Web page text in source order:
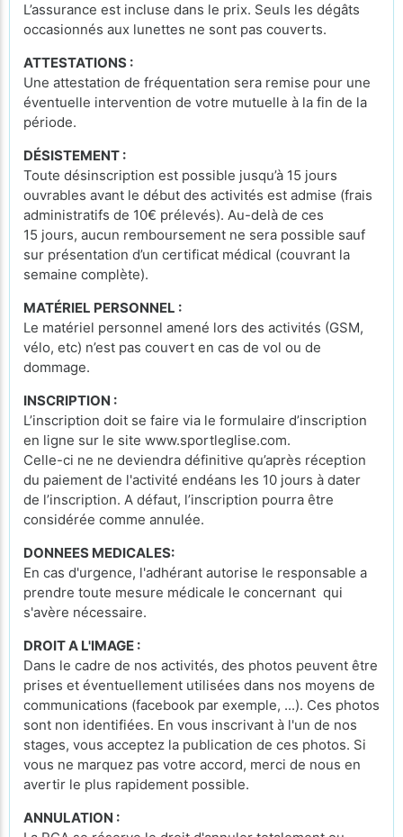
L’assurance est incluse dans le prix. Seuls les dégâts
occasionnés aux lunettes ne sont pas couverts.
ATTESTATIONS :
Une attestation de fréquentation sera remise pour une
éventuelle intervention de votre mutuelle à la fin de la
période.
DÉSISTEMENT :
Toute désinscription est possible jusqu’à 15 jours
ouvrables avant le début des activités est admise (frais
administratifs de 10€ prélevés). Au-delà de ces
15 jours, aucun remboursement ne sera possible sauf
sur présentation d’un certificat médical (couvrant la
semaine complète).
MATÉRIEL PERSONNEL :
Le matériel personnel amené lors des activités (GSM,
vélo, etc) n’est pas couvert en cas de vol ou de
dommage.
INSCRIPTION :
L’inscription doit se faire via le formulaire d’inscription
en ligne sur le site www.sportleglise.com.
Celle-ci ne ne deviendra définitive qu’après réception
du paiement de l'activité endéans les 10 jours à dater
de l’inscription. A défaut, l’inscription pourra être
considérée comme annulée.
DONNEES MEDICALES:
En cas d'urgence, l'adhérant autorise le responsable a
prendre toute mesure médicale le concernant qui
s'avère nécessaire.
DROIT A L'IMAGE :
Dans le cadre de nos activités, des photos peuvent être
prises et éventuellement utilisées dans nos moyens de
communications (facebook par exemple, ...). Ces photos
sont non identifiées. En vous inscrivant à l'un de nos
stages, vous acceptez la publication de ces photos. Si
vous ne marquez pas votre accord, merci de nous en
avertir le plus rapidement possible.
ANNULATION :